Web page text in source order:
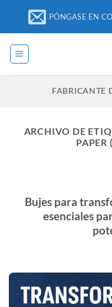
contenido
PÓNGASE EN
FABRICANTE
ARCHIVO DE
PAPER
Bujes para
esenciales